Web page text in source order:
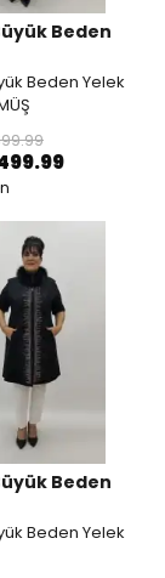
Beden
Beden Yelek
Beden
Beden Yelek